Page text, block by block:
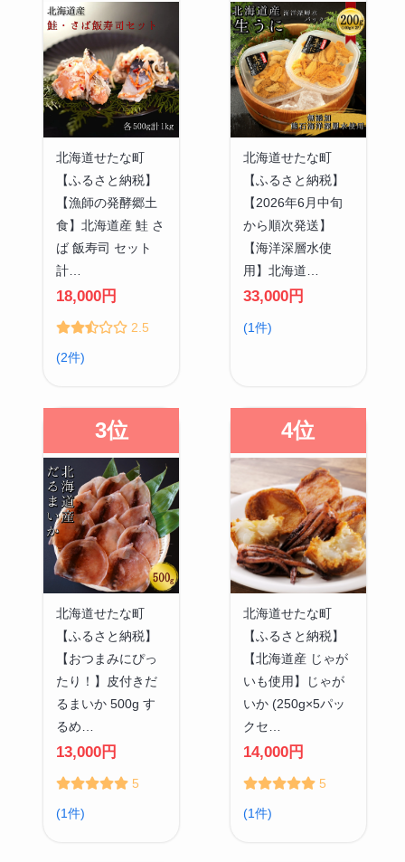
北海道せたな町
【ふるさと納税】
【漁師の発酵郷土
食】北海道産 鮭 さ
ば 飯寿司 セット
計…
18,000円
2.5
(2件)
北海道せたな町
【ふるさと納税】
【2026年6月中旬
から順次発送】
【海洋深層水使
用】北海道…
33,000円
(1件)
3位
北海道せたな町
【ふるさと納税】
【おつまみにぴっ
たり！】皮付きだ
るまいか 500g す
るめ…
13,000円
5
(1件)
4位
北海道せたな町
【ふるさと納税】
【北海道産 じゃが
いも使用】じゃが
いか (250g×5パッ
クセ…
14,000円
5
(1件)